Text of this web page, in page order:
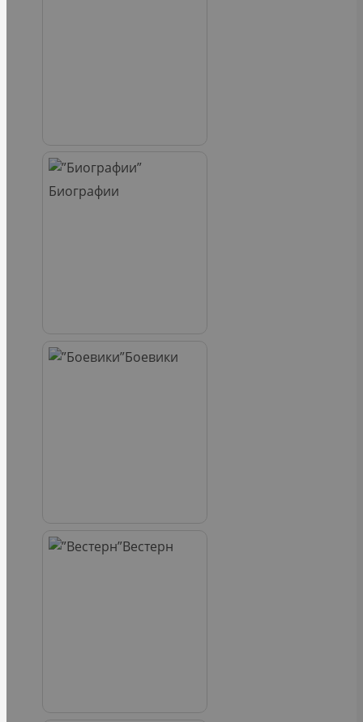
Биографии
Боевики
Вестерн